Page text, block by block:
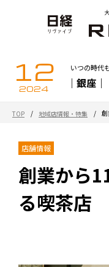
12
2024
いつの時代
｜銀座｜
TOP / 地域店情報・特集 /
店舗情報
創業から
る喫茶店